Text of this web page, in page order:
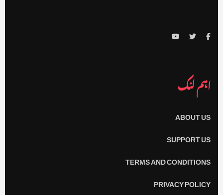
اہم لنک
ABOUT US
SUPPORT US
TERMS AND CONDITIONS
PRIVACY POLICY